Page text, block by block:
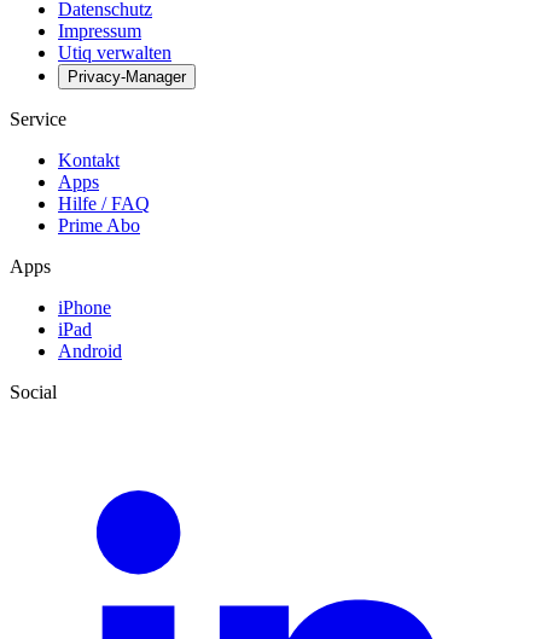
Datenschutz
Impressum
Utiq verwalten
Privacy-Manager
Service
Kontakt
Apps
Hilfe / FAQ
Prime Abo
Apps
iPhone
iPad
Android
Social